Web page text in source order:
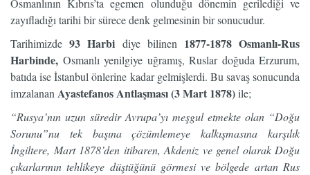
Osmanlının Kıbrıs’ta egemen olunduğu dönemin gerilediği ve
zayıfladığı tarihi bir sürece denk gelmesinin bir sonucudur.
Tarihimizde93 Harbi diye bilinen 1877-1878 Osmanlı-Rus
Harbinde, Osmanlı yenilgiye uğramış, Ruslar doğuda Erzurum,
batıda ise İstanbul önlerine kadar gelmişlerdi. Bu savaş sonucunda
imzalananAyastefanos Antlaşması (3 Mart 1878)ile;
“Rusya’nın uzun süredir Avrupa’yı meşgul etmekte olan “Doğu
Sorunu”nu tek başına çözümlemeye kalkışmasına karşılık
İngiltere, Mart 1878’den itibaren, Akdeniz ve genel olarak Doğu
çıkarlarının tehlikeye düştüğünü görmesi ve bölgede artan Rus